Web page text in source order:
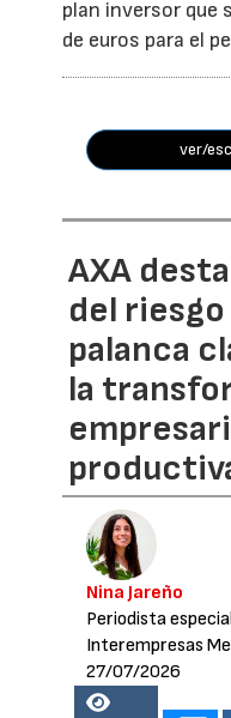
plan inversor que
de euros para el
ver/
AXA
del
palanca
la
Nina Jareño
Periodista
Interempresas
27/07/2026